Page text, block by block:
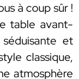
à coup sûr !
table avant-
et
classique,
atmosphère